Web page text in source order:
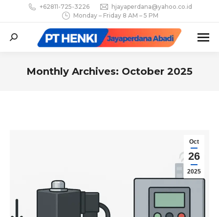
+62811-725-3226
hjayaperdana@yahoo.co.id
Monday – Friday 8 AM – 5 PM
Search:
Monthly Archives: October 2025
Oct
26
2025